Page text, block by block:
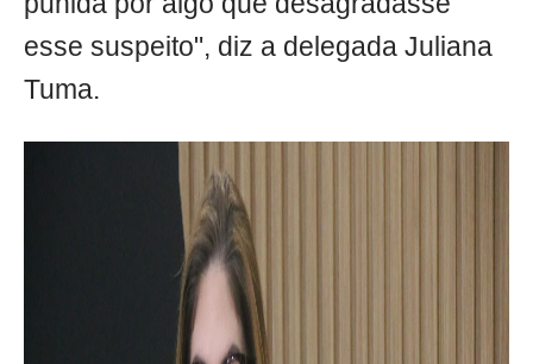
esse suspeito", diz a delegada Juliana
Tuma.